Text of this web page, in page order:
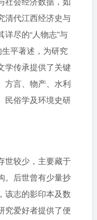
清代江西经济史与
尽的“人物志”与
生平著述，为研究
学传承提供了关键
方言、物产、水利
民俗学及环境史研
世较少，主要藏于
。后世曾有少量抄
该志的影印本及数
究爱好者提供了便